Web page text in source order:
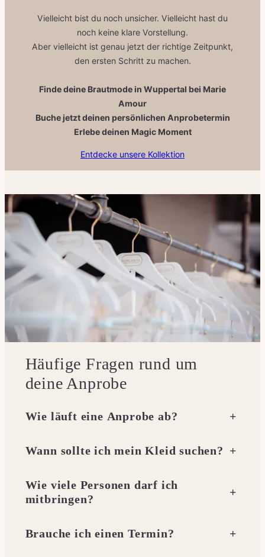
Vielleicht bist du noch unsicher. Vielleicht hast du
noch keine klare Vorstellung.
Aber vielleicht ist genau jetzt der richtige Zeitpunkt,
den ersten Schritt zu machen.
Finde deine Brautmode in Wuppertal bei Marie
Amour
Buche jetzt deinen persönlichen Anprobetermin
Erlebe deinen Magic Moment
Entdecke unsere Kollektion
Häufige Fragen rund um
deine Anprobe
Wie läuft eine Anprobe ab? +
Wann sollte ich mein Kleid suchen? +
Wie viele Personen darf ich
mitbringen?
+
Brauche ich einen Termin? +